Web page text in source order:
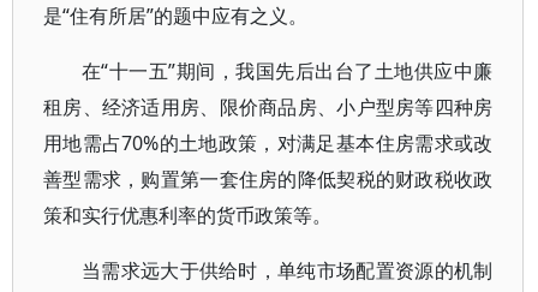
是“住有所居”的题中应有之义。
在“十一五”期间，我国先后出台了土地供应中廉
租房、经济适用房、限价商品房、小户型房等四种房
用地需占70%的土地政策，对满足基本住房需求或改
善型需求，购置第一套住房的降低契税的财政税收政
策和实行优惠利率的货币政策等。
当需求远大于供给时，单纯市场配置资源的机制